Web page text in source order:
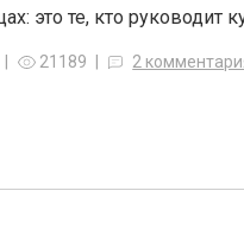
это те, кто руководит
21189 2